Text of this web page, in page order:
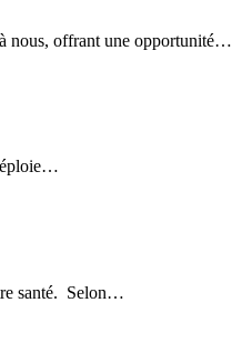
nous, offrant une opportunité…
santé. Selon…